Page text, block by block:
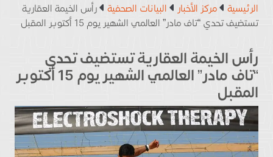
الرئيسية مركز الأخبار البيانات الصحفية
رأس الخيمة العقارية
تستضيف تحدي “تاف مادر” العالمي الشهير يوم 15 أكتوبر المقبل
رأس الخيمة العقارية تستضيف تحدي
“تاف مادر” العالمي الشهير يوم 15 أكتوبر
المقبل